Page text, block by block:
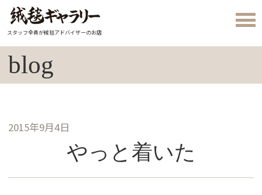
スタッフ全員が絨毯アドバイザーのお店
blog
2015年9月4日
やっと着いた